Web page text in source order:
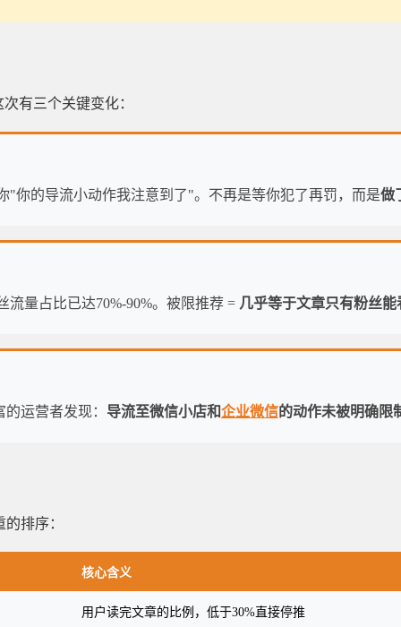
有三个关键变化：
"你的导流小动作我注意到了"。不再是等你犯了再罚，而是做
量占比已达70%-90%。被限推荐 = 几乎等于文章只有粉丝能
运营者发现： 导流至微信小店和企业微信的动作未被明确限
的排序：
核心含义
用户读完文章的比例，低于30%直接停推